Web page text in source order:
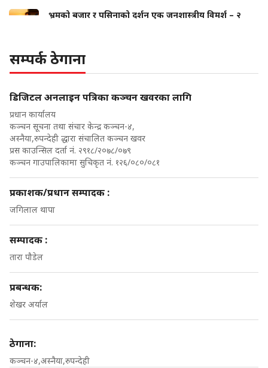
भ्रमको बजार र पसिनाको दर्शन एक जनशास्त्रीय विमर्श – २
सम्पर्क ठेगाना
डिजिटल अनलाइन पत्रिका कञ्चन खवरका लागि
प्रधान कार्यालय
कञ्चन सूचना तथा संचार केन्द्र कञ्चन-४,
अस्नैया,रुपन्देही द्धारा संचालित कञ्चन खवर
प्रस काउन्सिल दर्ता नं. २९१८/२०७८/०७९
कञ्चन गाउपालिकामा सुचिकृत नं. १२६/०८०/०८१
प्रकाशक/प्रधान सम्पादक :
जगिलाल थापा
सम्पादक :
तारा पौडेल
प्रबन्धक:
शेखर अर्याल
ठेगाना:
कञ्चन-४,अस्नैया,रुपन्देही